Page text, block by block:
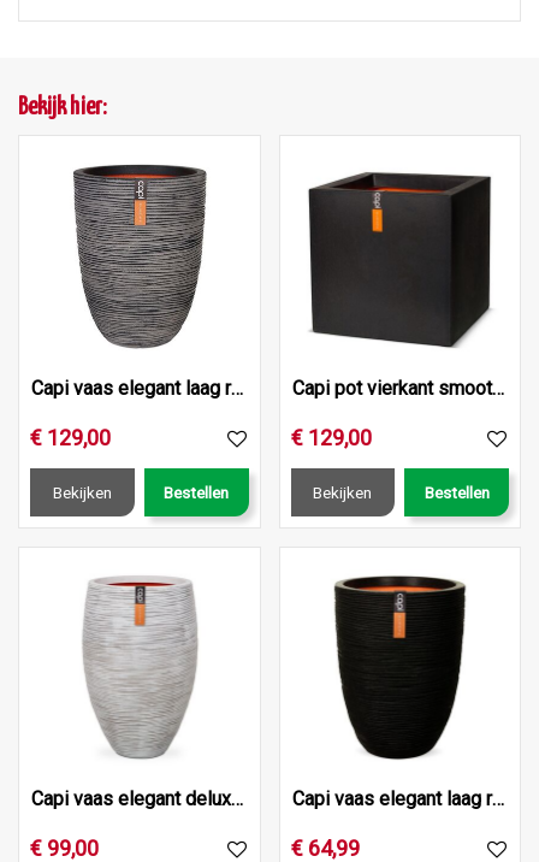
Bekijk hier:
Capi vaas elegant laag rib nl 46x58 antraciet
€ 129,00
Bekijken Bestellen
Capi pot vierkant smooth nl 50x50x50 zwart
€ 129,00
Bekijken Bestellen
Capi vaas elegant deluxe rib nl 40x30 ivoor
€ 99,00
Capi vaas elegant laag rib nl 36x47 zwart
€ 64,99